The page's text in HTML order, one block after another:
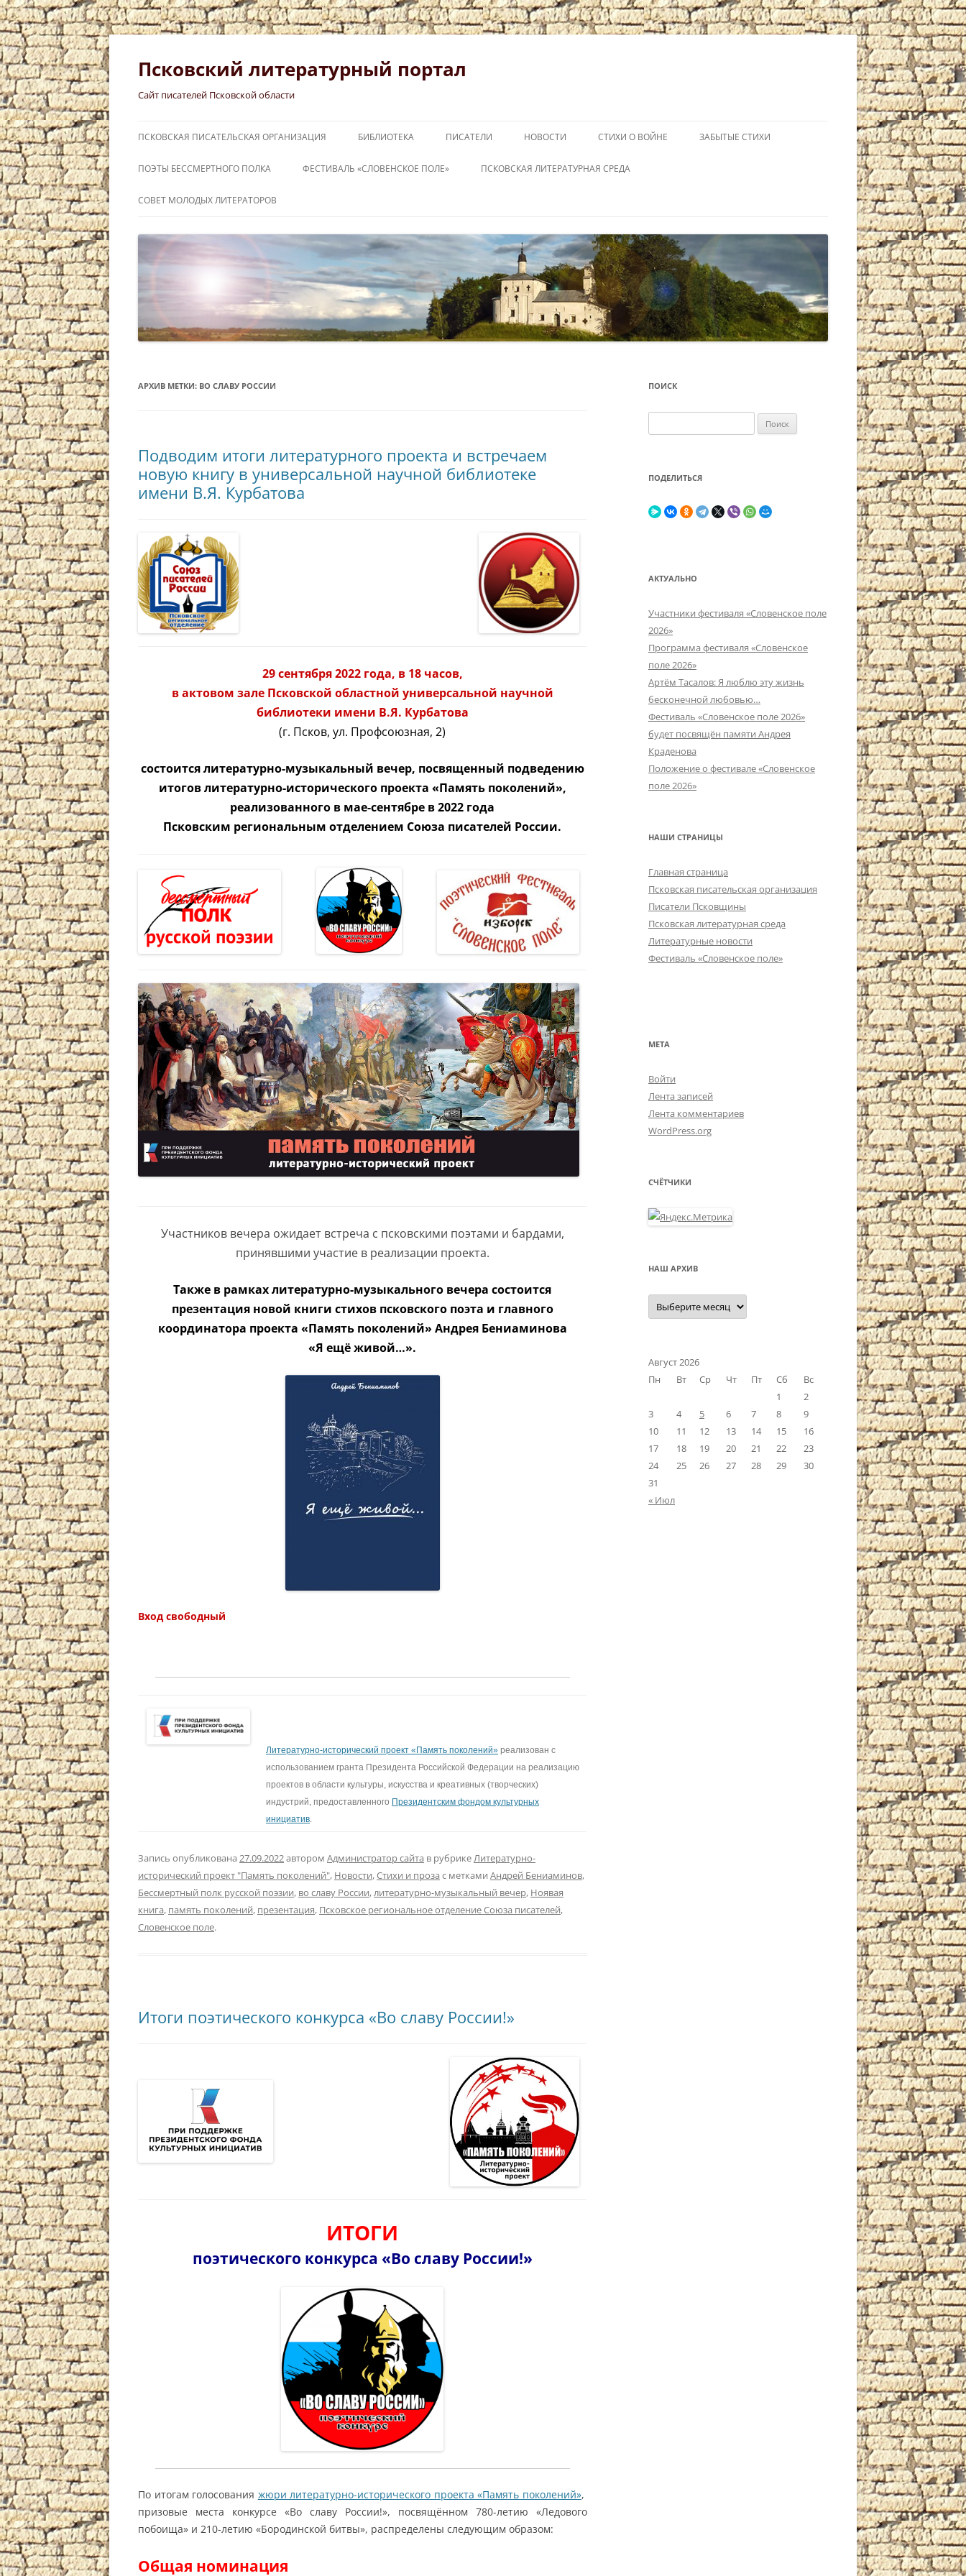
Перейти
Псковский литературный портал
Сайт писателей Псковской области
ПСКОВСКАЯ ПИСАТЕЛЬСКАЯ ОРГАНИЗАЦИЯ БИБЛИОТЕКА ПИСАТЕЛИ НОВОСТИ СТИХИ О ВОЙНЕ ЗАБЫТЫЕ СТИХИ
ПОЭТЫ БЕССМЕРТНОГО ПОЛКА ФЕСТИВАЛЬ «СЛОВЕНСКОЕ ПОЛЕ» ПСКОВСКАЯ ЛИТЕРАТУРНАЯ СРЕДА
СОВЕТ МОЛОДЫХ ЛИТЕРАТОРОВ
АРХИВ МЕТКИ: ВО СЛАВУ РОССИИ
Подводим итоги литературного проекта и встречаем
новую книгу в универсальной научной библиотеке
имени В.Я. Курбатова
29 сентября 2022 года, в 18 часов,
в актовом зале Псковской областной универсальной научной
библиотеки имени В.Я. Курбатова
(г. Псков, ул. Профсоюзная, 2)
состоится литературно-музыкальный вечер, посвященный подведению
итогов литературно-исторического проекта «Память поколений»,
реализованного в мае-сентябре в 2022 года
Псковским региональным отделением Союза писателей России.
Участников вечера ожидает встреча с псковскими поэтами и бардами,
принявшими участие в реализации проекта.
Также в рамках литературно-музыкального вечера состоится
презентация новой книги стихов псковского поэта и главного
координатора проекта «Память поколений» Андрея Бениаминова
«Я ещё живой…».
Вход свободный
Литературно-исторический проект «Память поколений» реализован с
использованием гранта Президента Российской Федерации на реализацию
проектов в области культуры, искусства и креативных (творческих)
индустрий, предоставленного Президентским фондом культурных
инициатив
Запись опубликована 27.09.2022автором Администратор сайта в рубрикеЛитературно-
исторический проект "Память поколений", Новости,Стихи и проза с метками Андрей Бениаминов,
Бессмертный полк русской поэзии, во славу России,литературно-музыкальный вечер, Ноявая
книга, память поколений, презентация, Псковское региональное отделение Союза писателей,
Словенское поле.
Итоги поэтического конкурса «Во славу России!»
ИТОГИ
поэтического конкурса «Во славу России!»
По итогам голосования жюри литературно-исторического проекта «Память поколений»,
призовые места конкурсе «Во славу России!», посвящённом 780-летию «Ледового
побоища» и 210-летию «Бородинской битвы», распределены следующим образом:
Общая номинация
ПОИСК
ПОДЕЛИТЬСЯ
АКТУАЛЬНО
Участники фестиваля «Словенское поле
2026»
Программа фестиваля «Словенское
поле 2026»
Артём Тасалов: Я люблю эту жизнь
бесконечной любовью…
Фестиваль «Словенское поле 2026»
будет посвящён памяти Андрея
Краденова
Положение о фестивале «Словенское
поле 2026»
НАШИ СТРАНИЦЫ
Главная страница
Псковская писательская организация
Писатели Псковщины
Псковская литературная среда
Литературные новости
Фестиваль «Словенское поле»
МЕТА
Войти
Лента записей
Лента комментариев
WordPress.org
СЧЁТЧИКИ
НАШ АРХИВ
Наш
архив
Август 2026
Пн
Вт Ср Чт Пт Сб
Вс
1
2
3
4 5 6 7 8
9
10
11 12 13 14 15
16
17
18 19 20 21 22
23
24
25 26 27 28 29
30
31
« Июл